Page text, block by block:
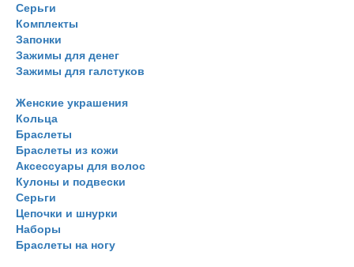
Серьги
Комплекты
Запонки
Зажимы для денег
Зажимы для галстуков
Женские украшения
Кольца
Браслеты
Браслеты из кожи
Аксессуары для волос
Кулоны и подвески
Серьги
Цепочки и шнурки
Наборы
Браслеты на ногу